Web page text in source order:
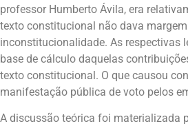
professor Humberto Ávila, era
texto constitucional não dava
inconstitucionalidade. As respectivas
base de cálculo daquelas
texto constitucional. O que causou
manifestação pública de voto pelos
A discussão teórica foi materializada